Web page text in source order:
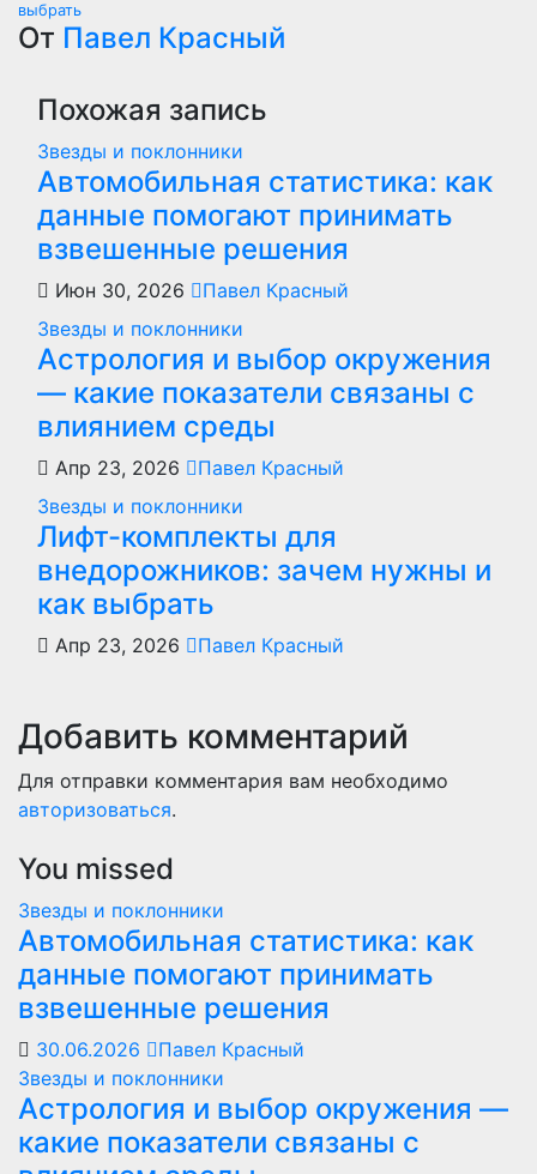
выбрать
От Павел Красный
Похожая запись
Звезды и поклонники
Автомобильная статистика: как
данные помогают принимать
взвешенные решения
Июн 30, 2026
Павел Красный
Звезды и поклонники
Астрология и выбор окружения
— какие показатели связаны с
влиянием среды
Апр 23, 2026
Павел Красный
Звезды и поклонники
Лифт-комплекты для
внедорожников: зачем нужны и
как выбрать
Апр 23, 2026 Павел Красный
Добавить комментарий
Для отправки комментария вам необходимо
авторизоваться.
You missed
Звезды и поклонники
Автомобильная статистика: как
данные помогают принимать
взвешенные решения
30.06.2026
Павел Красный
Звезды и поклонники
Астрология и выбор окружения —
какие показатели связаны с